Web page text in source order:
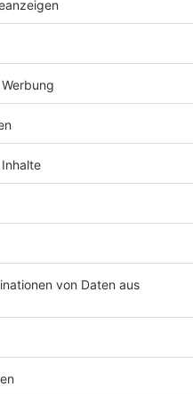
Superhelden als
benötigen Ihre
YouTube Video-
verwenden einen Service
Drittanbieters, um
Dieser Service kann
Aktivitäten sammeln. Bitte
Details durch und stimmen
des Service zu, um